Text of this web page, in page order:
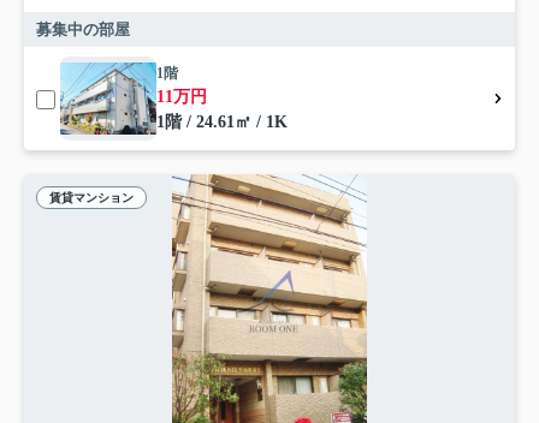
募集中の部屋
1階
11万円
1階 / 24.61㎡ / 1K
賃貸マンション